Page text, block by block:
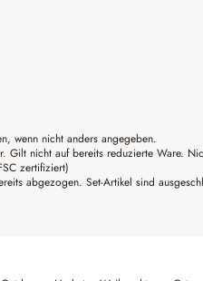
wenn nicht anders angegeben.
nicht auf bereits reduzierte Ware.
zertifiziert)
abgezogen. Set-Artikel sind